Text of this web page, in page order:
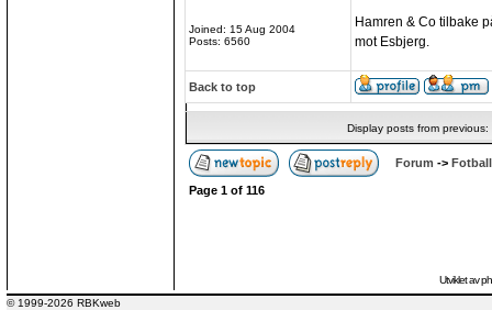
Joined: 15 Aug 2004
Posts: 6560
Hamren & Co tilbake
mot Esbjerg.
Back to top
Display posts from previous:
Forum ->
Page 1 of 116
Utviklet av
© 1999-2026 RBKweb